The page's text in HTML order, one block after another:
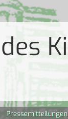
Pressemitteilungen